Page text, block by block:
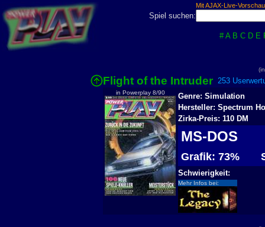
Mit AJAX-Live-
Spiel suchen:
# A B C D E
Flight of the Intruder 253
in Powerplay 8/90
Genre: Simulation
Hersteller: Spectrum
Zirka-Preis: 110 DM
MS-DOS
Grafik: 73%
Schwierigkeit:
Mehr Infos bei: